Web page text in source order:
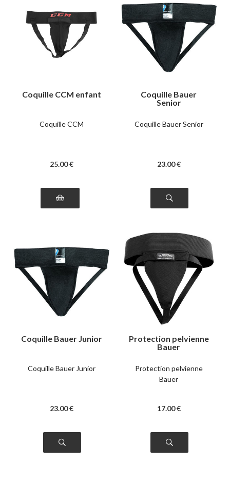
Coquille CCM enfant
Coquille CCM
25.00 €
Coquille Bauer
Senior
Coquille Bauer Senior
23.00 €
Coquille Bauer Junior
Coquille Bauer Junior
23.00 €
Protection pelvienne
Bauer
Protection pelvienne
Bauer
17.00 €